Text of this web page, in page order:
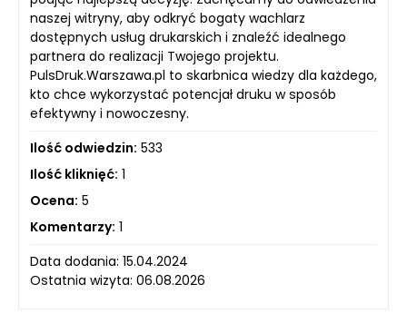
naszej witryny, aby odkryć bogaty wachlarz
dostępnych usług drukarskich i znaleźć idealnego
partnera do realizacji Twojego projektu.
PulsDruk.Warszawa.pl to skarbnica wiedzy dla każdego,
kto chce wykorzystać potencjał druku w sposób
efektywny i nowoczesny.
Ilość odwiedzin: 533
Ilość kliknięć: 1
Ocena: 5
Komentarzy: 1
Data dodania: 15.04.2024
Ostatnia wizyta: 06.08.2026